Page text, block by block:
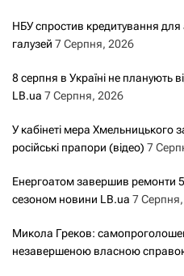
НБУ спростив кредитування для
галузей 7 Серпня, 2026
8 серпня в Україні не планують
LB.ua 7 Серпня, 2026
У кабінеті мера Хмельницького
російські прапори (відео) 7
Енергоатом завершив ремонти
сезоном новини LB.ua 7
Микола Греков:
незавершеною власною